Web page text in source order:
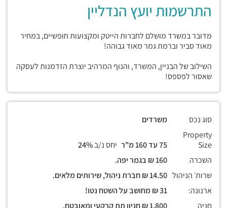
התרשמות יועץ הנדליין
מדובר במשרד מושלם לחברות הייטק ומקצועות חופשיים, במחיר
מאוד סביר וברמת גמר מאוד גבוהה!
השילוב של הבניין, המשרד, והנוף המרהיב יוצרת הזדמנות לעסקה
שאסור לפספס!
סוג נכס
משרדים
Property
Size
יחס נ/ב
השכרה
שרות׳ הניהול
ארנונה:
חניה